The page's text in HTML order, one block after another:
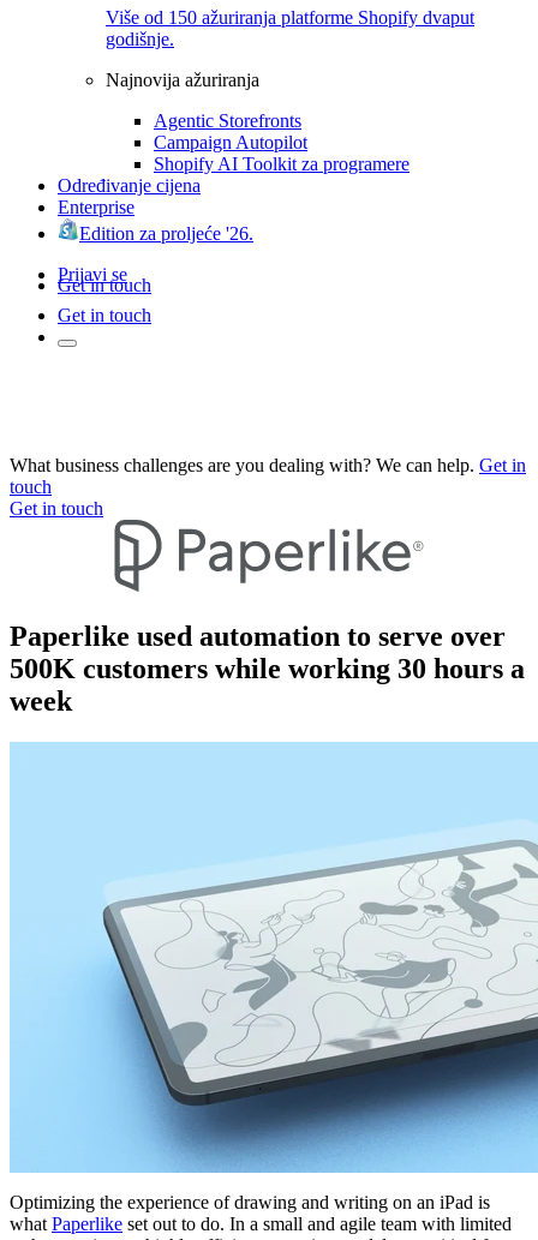
Više od 150 ažuriranja platforme Shopify dvaput
godišnje.
Najnovija ažuriranja
Agentic Storefronts
Campaign Autopilot
Shopify AI Toolkit za programere
Određivanje cijena
Enterprise
Edition za proljeće '26.
Prijavi se
Get in touch
Get in touch
What business challenges are you dealing with? We can help. Get in
touch
Get in touch
Paperlike used automation to serve over
500K customers while working 30 hours a
week
Optimizing the experience of drawing and writing on an iPad is
what Paperlike set out to do. In a small and agile team with limited